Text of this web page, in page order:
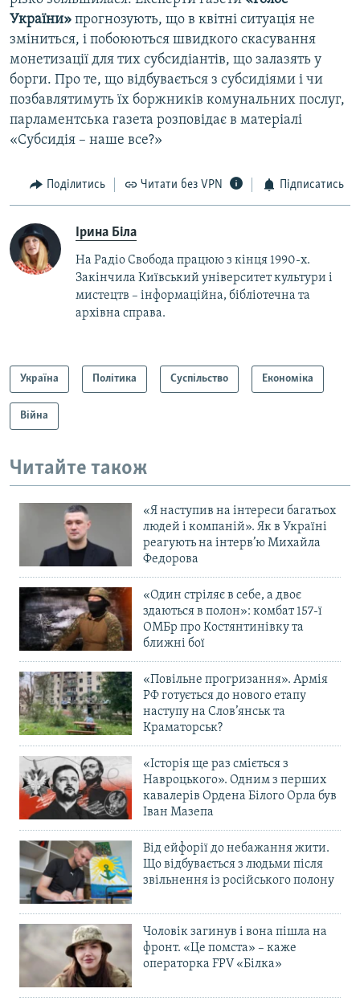
України» прогнозують, що в квітні ситуація не
зміниться, і побоюються швидкого скасування
монетизації для тих субсидіантів, що залазять у
борги. Про те, що відбувається з субсидіями і чи
позбавлятимуть їх боржників комунальних послуг,
парламентська газета розповідає в матеріалі
«Субсидія – наше все?»
Поділитись Читати без VPN Підписатись
Ірина Біла
На Радіо Свобода працюю з кінця 1990-х.
Закінчила Київський університет культури і
мистецтв – інформаційна, бібліотечна та
архівна справа.
Україна Політика Суспільство Економіка
Війна
Читайте також
«Я наступив на інтереси багатьох
людей і компаній». Як в Україні
реагують на інтерв’ю Михайла
Федорова
«Один стріляє в себе, а двоє
здаються в полон»: комбат 157-ї
ОМБр про Костянтинівку та
ближні бої
«Повільне прогризання». Армія
РФ готується до нового етапу
наступу на Слов’янськ та
Краматорськ?
«Історія ще раз сміється з
Навроцького». Одним з перших
кавалерів Ордена Білого Орла був
Іван Мазепа
Від ейфорії до небажання жити.
Що відбувається з людьми після
звільнення із російського полону
Чоловік загинув і вона пішла на
фронт. «Це помста» – каже
операторка FPV «Білка»